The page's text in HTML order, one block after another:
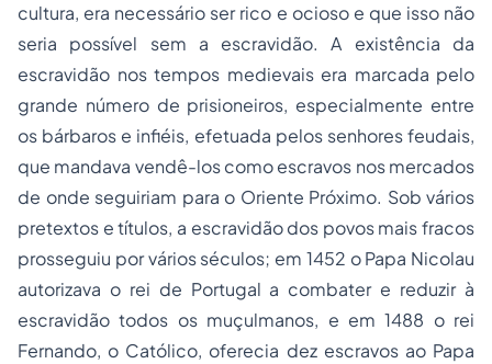
cultura, era necessário ser rico e ocioso e que isso não
seria possível sem a escravidão. A existência da
escravidão nos tempos medievais era marcada pelo
grande número de prisioneiros, especialmente entre
os bárbaros e infiéis, efetuada pelos senhores feudais,
que mandava vendê-los como escravos nos mercados
de onde seguiriam para o Oriente Próximo. Sob vários
pretextos e títulos, a escravidão dos povos mais fracos
prosseguiu por vários séculos; em 1452 o Papa Nicolau
autorizava o rei de Portugal a combater e reduzir à
escravidão todos os muçulmanos, e em 1488 o rei
Fernando, o Católico, oferecia dez escravos ao Papa